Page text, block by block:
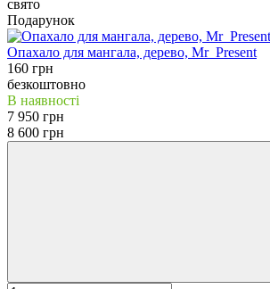
Подарунок
Опахало для мангала, дерево, Mr_Present
160 грн
безкоштовно
В наявності
7 950 грн
8 600 грн